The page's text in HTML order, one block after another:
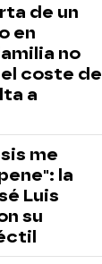
de un
en
no
coste de
a
me
la
Luis
su